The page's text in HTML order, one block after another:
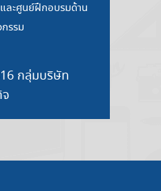
ละศูนย์ฝึกอบรมด้าน
รรม
กลุ่มบริษัท